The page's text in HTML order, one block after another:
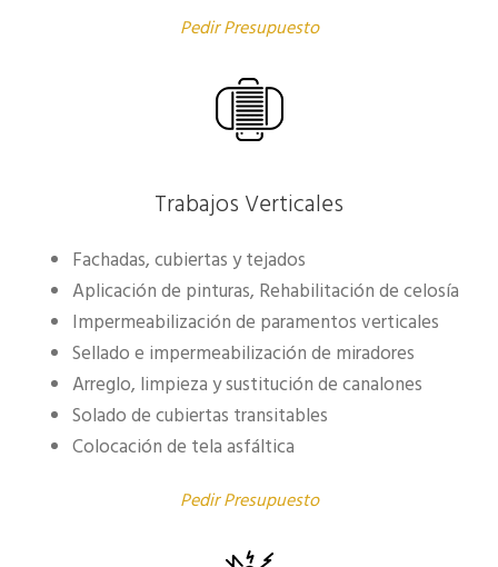
Pedir Presupuesto
Trabajos Verticales
Fachadas, cubiertas y tejados
Aplicación de pinturas, Rehabilitación de celosía
Impermeabilización de paramentos verticales
Sellado e impermeabilización de miradores
Arreglo, limpieza y sustitución de canalones
Solado de cubiertas transitables
Colocación de tela asfáltica
Pedir Presupuesto